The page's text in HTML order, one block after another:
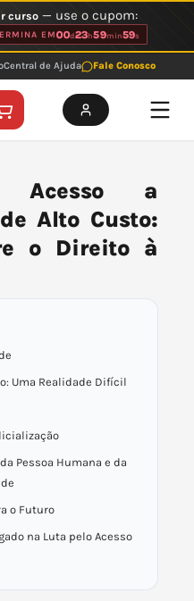
curso— use o cupom:
EM00d23h59min59s
Central de Ajuda Fale Conosco
Acesso a
Alto Custo:
o Direito à
Uma Realidade Difícil
Pessoa Humana e da
o Futuro
na Luta pelo Acesso